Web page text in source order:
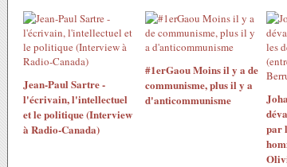
Jean-Paul Sartre -
l'écrivain, l'intellectuel
et le politique (Interview
à Radio-Canada)
#1erGaou Moins il y a de
communisme, plus il y a
d'anticommunisme
par